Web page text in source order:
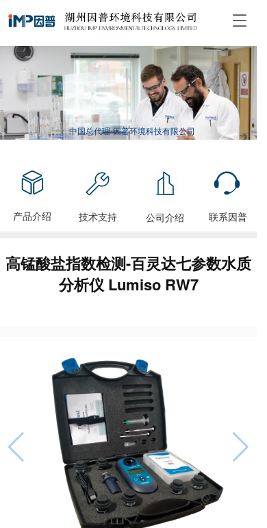
T
g
g
l
e
a
v
i
t
o
n
中国总代理·因普环境科技有限公司
产品介绍 技术支持 公司介绍 联系因普
高锰酸盐指数检测-百灵达七参数水质
分析仪 Lumiso RW7